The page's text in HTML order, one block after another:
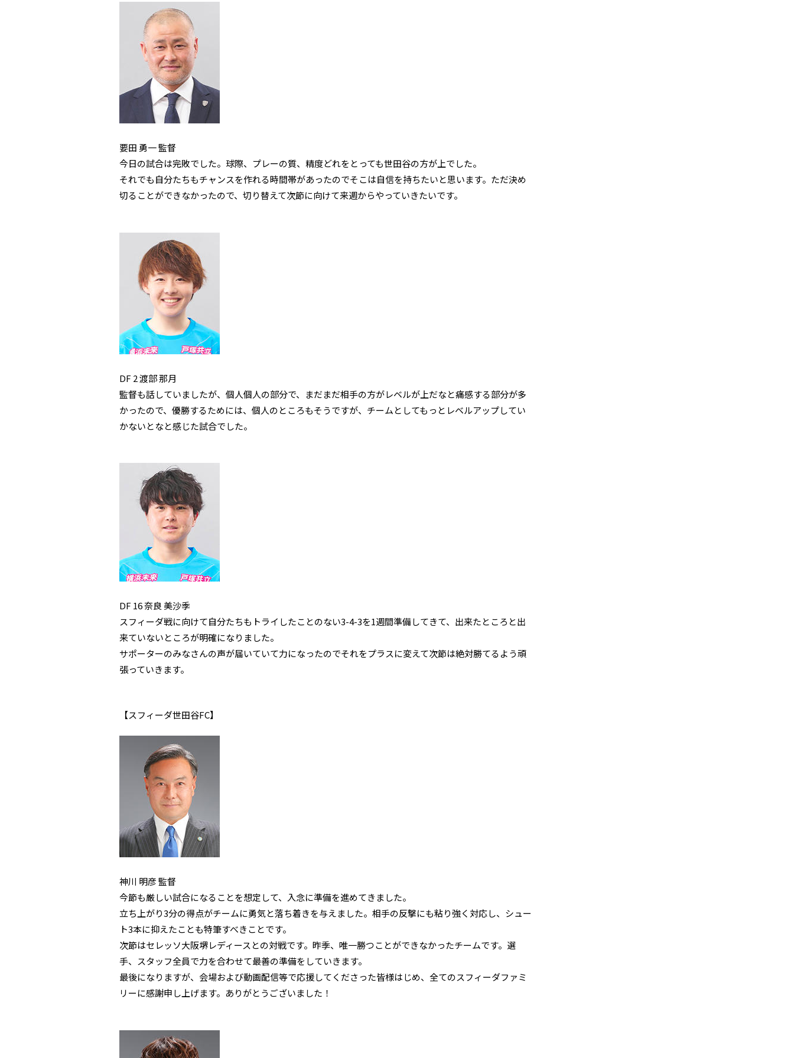
要田 勇一 監督
今日の試合は完敗でした。球際、プレーの質、精度どれをとっても世田谷の方が上でした。
それでも自分たちもチャンスを作れる時間帯があったのでそこは自信を持ちたいと思います。ただ決め
切ることができなかったので、切り替えて次節に向けて来週からやっていきたいです。
DF 2 渡部 那月
監督も話していましたが、個人個人の部分で、まだまだ相手の方がレベルが上だなと痛感する部分が多
かったので、優勝するためには、個人のところもそうですが、チームとしてもっとレベルアップしてい
かないとなと感じた試合でした。
DF 16 奈良 美沙季
スフィーダ戦に向けて自分たちもトライしたことのない3-4-3を1週間準備してきて、出来たところと出
来ていないところが明確になりました。
サポーターのみなさんの声が届いていて力になったのでそれをプラスに変えて次節は絶対勝てるよう頑
張っていきます。
【スフィーダ世田谷FC】
神川 明彦 監督
今節も厳しい試合になることを想定して、入念に準備を進めてきました。
立ち上がり3分の得点がチームに勇気と落ち着きを与えました。相手の反撃にも粘り強く対応し、シュー
ト3本に抑えたことも特筆すべきことです。
次節はセレッソ大阪堺レディースとの対戦です。昨季、唯一勝つことができなかったチームです。選
手、スタッフ全員で力を合わせて最善の準備をしていきます。
最後になりますが、会場および動画配信等で応援してくださった皆様はじめ、全てのスフィーダファミ
リーに感謝申し上げます。ありがとうございました！